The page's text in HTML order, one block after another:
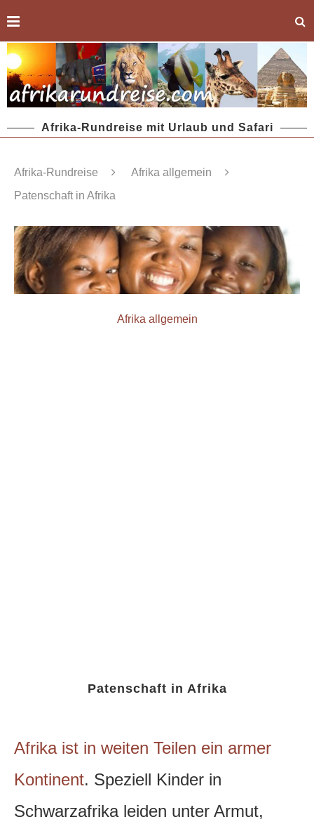
Afrika-Rundreise mit Urlaub und Safari
Afrika-Rundreise
Afrika allgemein
Patenschaft in Afrika
Afrika allgemein
Patenschaft in Afrika
Afrika ist in weiten Teilen ein armer
Kontinent. Speziell Kinder in
Schwarzafrika leiden unter Armut,